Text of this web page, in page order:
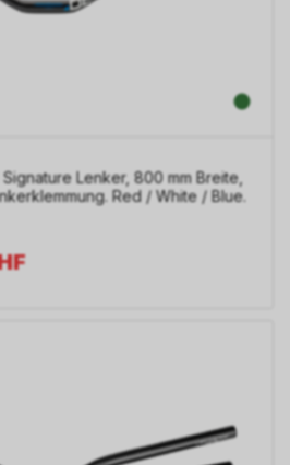
Lenker, 800 mm Breite,
Red / White / Blue.